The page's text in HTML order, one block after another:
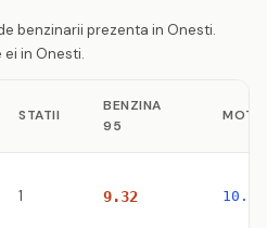
benzinarii prezenta in Onesti.
in Onesti.
STATII
BENZINA
95
1 9.32 10.53